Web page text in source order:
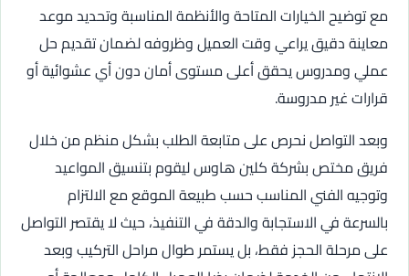
مع توضيح الخيارات المتاحة والأنظمة المناسبة وتحديد موعد
معاينة دقيق يراعي وقت العميل وظروفه لضمان تقديم حل
عملي ومدروس يحقق أعلى مستوى أمان دون أي عشوائية أو
قرارات غير مدروسة.
وبعد التواصل نحرص على متابعة الطلب بشكل منظم من خلال
فريق مختص بشركة كلين هاوس ليقوم بتنسيق المواعيد
وتوجيه الفني المناسب حسب طبيعة الموقع مع الالتزام
بالسرعة في الاستجابة والدقة في التنفيذ، حيث لا يقتصر التواصل
على مرحلة الحجز فقط، بل يستمر طوال مراحل التركيب وبعد